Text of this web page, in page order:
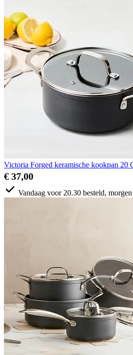
Victoria Forged keramische kookpan 20
€ 37,00
Vandaag voor 20.30 besteld,